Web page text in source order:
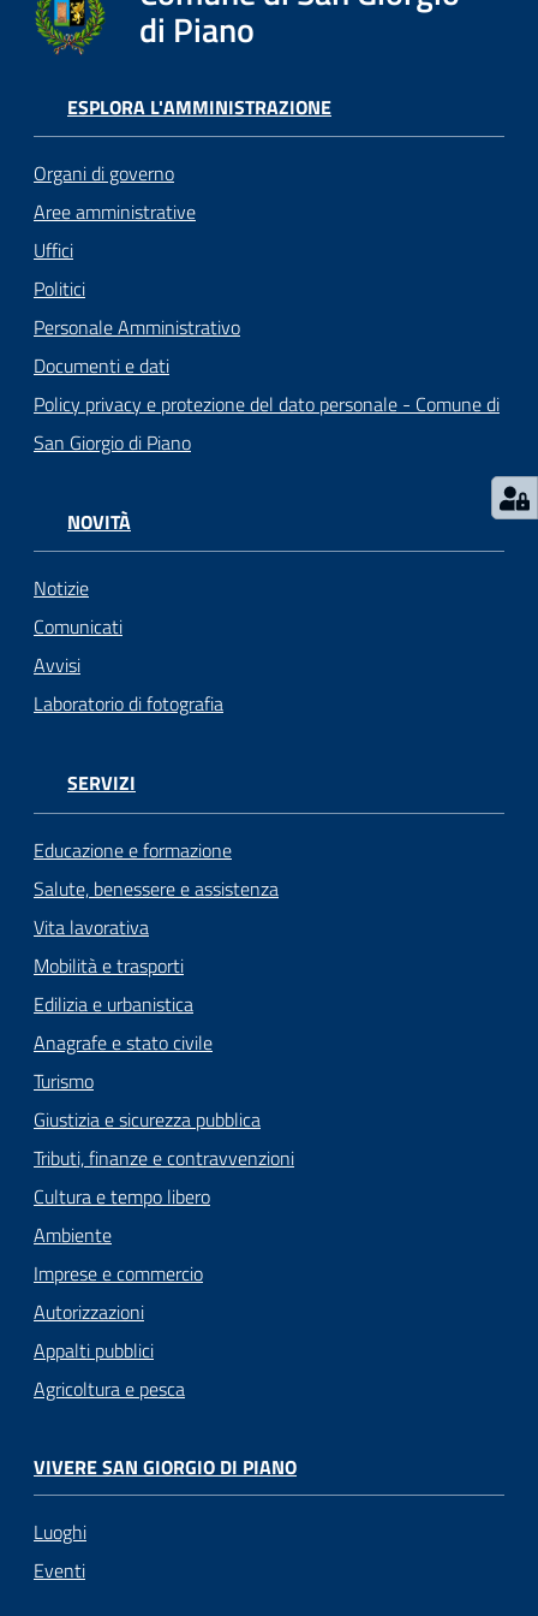
o
n
e
Tutti
gli
argomenti...
di Piano
ESPLORA L'AMMINISTRAZIONE
Organi di governo
Aree amministrative
Uffici
Politici
Personale Amministrativo
Documenti e dati
Policy privacy e protezione del dato personale - Comune di
San Giorgio di Piano
NOVITÀ
Notizie
Comunicati
Avvisi
Laboratorio di fotografia
SERVIZI
Educazione e formazione
Salute, benessere e assistenza
Vita lavorativa
Mobilità e trasporti
Edilizia e urbanistica
Anagrafe e stato civile
Turismo
Giustizia e sicurezza pubblica
Tributi, finanze e contravvenzioni
Cultura e tempo libero
Ambiente
Imprese e commercio
Autorizzazioni
Appalti pubblici
Agricoltura e pesca
VIVERE SAN GIORGIO DI PIANO
Luoghi
Eventi